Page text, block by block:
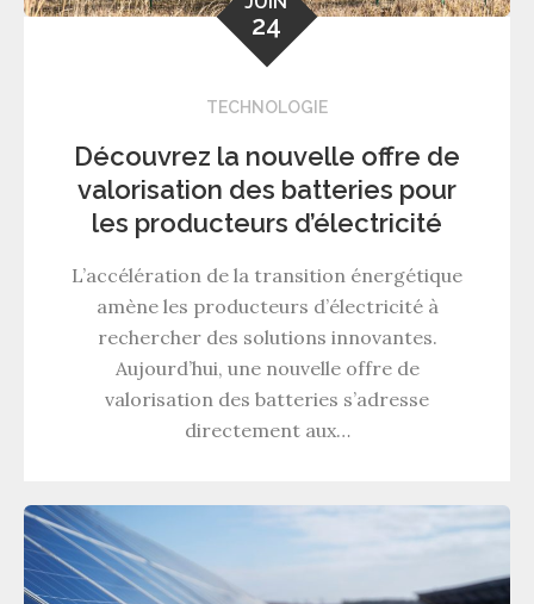
24
TECHNOLOGIE
Découvrez la nouvelle offre de
valorisation des batteries pour
les producteurs d’électricité
L’accélération de la transition énergétique
amène les producteurs d’électricité à
rechercher des solutions innovantes.
Aujourd’hui, une nouvelle offre de
valorisation des batteries s’adresse
directement aux…